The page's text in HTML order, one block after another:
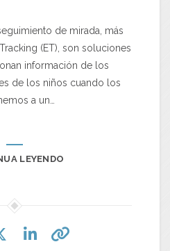
de mirada, más
(ET), son soluciones
información de los
de los niños cuando los
a un…
LEYENDO